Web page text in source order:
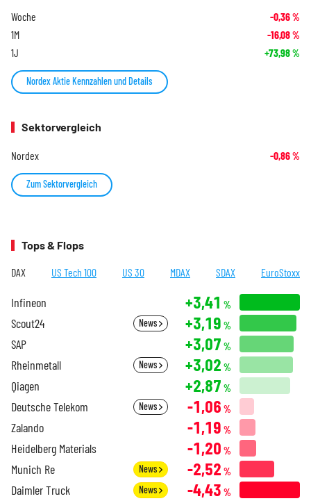
Woche -0,36%
1M -16,08%
1J +73,98%
Nordex Aktie Kennzahlen und Details
Sektorvergleich
Nordex -0,86%
Zum Sektorvergleich
Tops & Flops
DAX US Tech 100 US 30 MDAX SDAX EuroStoxx
Infineon +3,41 %
Scout24 News +3,19 %
SAP +3,07 %
Rheinmetall News +3,02 %
Qiagen +2,87 %
Deutsche Telekom News -1,06 %
Zalando -1,19 %
Heidelberg Materials -1,20 %
Munich Re News -2,52 %
Daimler Truck News -4,43 %